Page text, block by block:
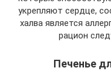
укрепляют сердце,
халва является
рацион
Печенье